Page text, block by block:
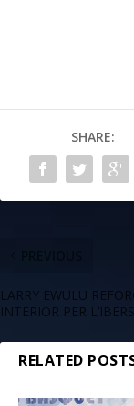
SHARE:
LARRY EWULU
INTERIOR PER
RELATED